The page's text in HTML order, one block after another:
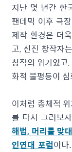
지난 몇 년간 한
팬데믹 이후 극
제작 환경은 더
고, 신진 창작자
창작의 위기였고
화적 불평등이
이처럼 총체적
를 다시 그려보
해법, 머리를 맞
인연대 포럼이